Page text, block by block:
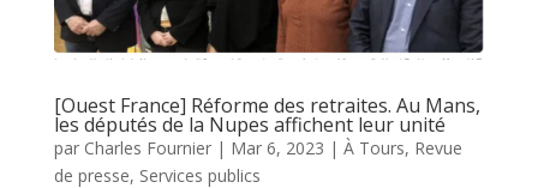
[Ouest France] Réforme des retraites. Au Mans,
les députés de la Nupes affichent leur unité
par Charles Fournier| Mar 6, 2023 | À Tours, Revue
de presse, Services publics